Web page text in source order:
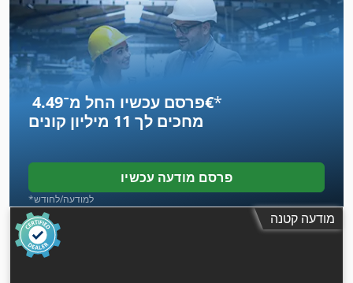
פרסם עכשיו החל מ־‏4.49 ‏€*
מחכים לך 11 מיליון קונים
פרסם מודעה עכשיו
*למודעה/לחודש
מודעה קטנה